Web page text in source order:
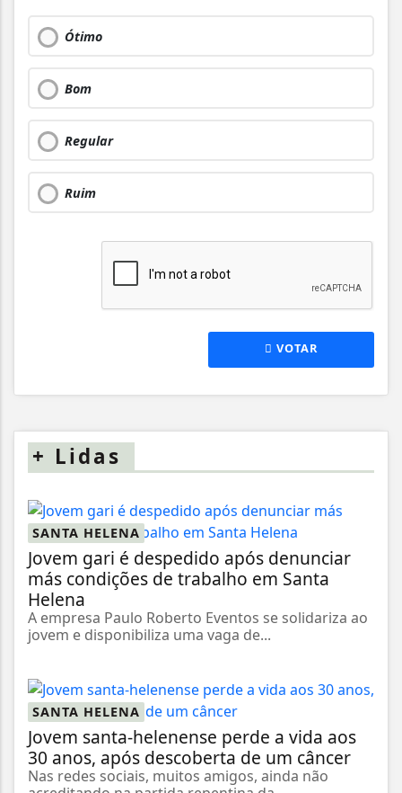
Ótimo
Bom
Regular
Ruim
VOTAR
+ Lidas
SANTA HELENA
Jovem gari é despedido após denunciar
más condições de trabalho em Santa
Helena
A empresa Paulo Roberto Eventos se solidariza ao
jovem e disponibiliza uma vaga de...
SANTA HELENA
Jovem santa-helenense perde a vida aos
30 anos, após descoberta de um câncer
Nas redes sociais, muitos amigos, ainda não